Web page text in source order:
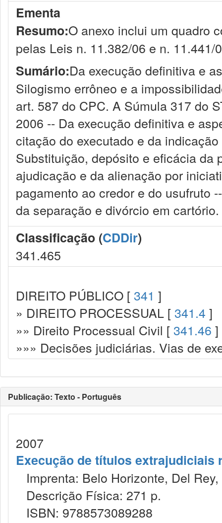
Ementa
Resumo:O anexo inclui um quadro
pelas Leis n. 11.382/06 e n. 11.441/
Sumário:Da execução definitiva e
Silogismo errôneo e a
art. 587 do CPC. A Súmula 317 do
2006 -- Da execução definitiva e
citação do executado e da
Substituição, depósito e eficácia da
ajudicação e da alienação por
pagamento ao credor e do usufruto
da separação e divórcio em cartório.
Classificação (CDDir)
341.465
DIREITO PÚBLICO [ 341 ]
» DIREITO PROCESSUAL [ 341.4 ]
»» Direito Processual Civil [ 341.46 ]
»»» Decisões judiciárias. Vias de
Publicação: Texto - Português
2007
Execução de títulos extrajudiciais
Imprenta: Belo Horizonte, Del
Descrição Física: 271 p.
ISBN: 9788573089288